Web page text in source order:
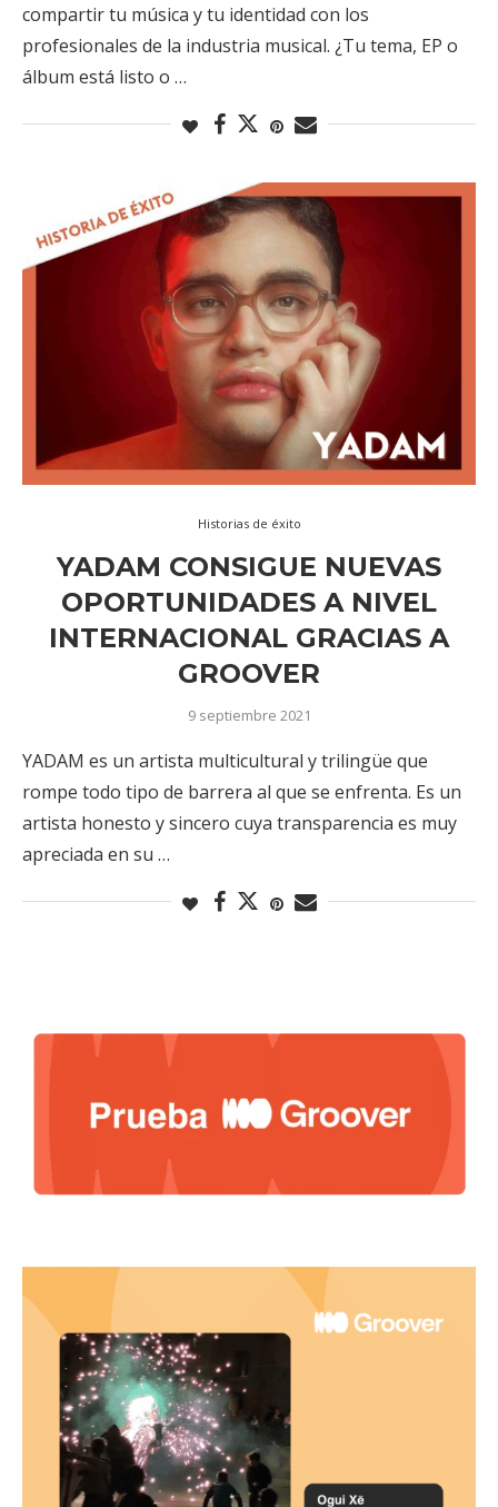
compartir tu música y tu identidad con los
profesionales de la industria musical. ¿Tu tema, EP o
álbum está listo o …
Historias de éxito
YADAM CONSIGUE NUEVAS
OPORTUNIDADES A NIVEL
INTERNACIONAL GRACIAS A
GROOVER
9 septiembre 2021
YADAM es un artista multicultural y trilingüe que
rompe todo tipo de barrera al que se enfrenta. Es un
artista honesto y sincero cuya transparencia es muy
apreciada en su …